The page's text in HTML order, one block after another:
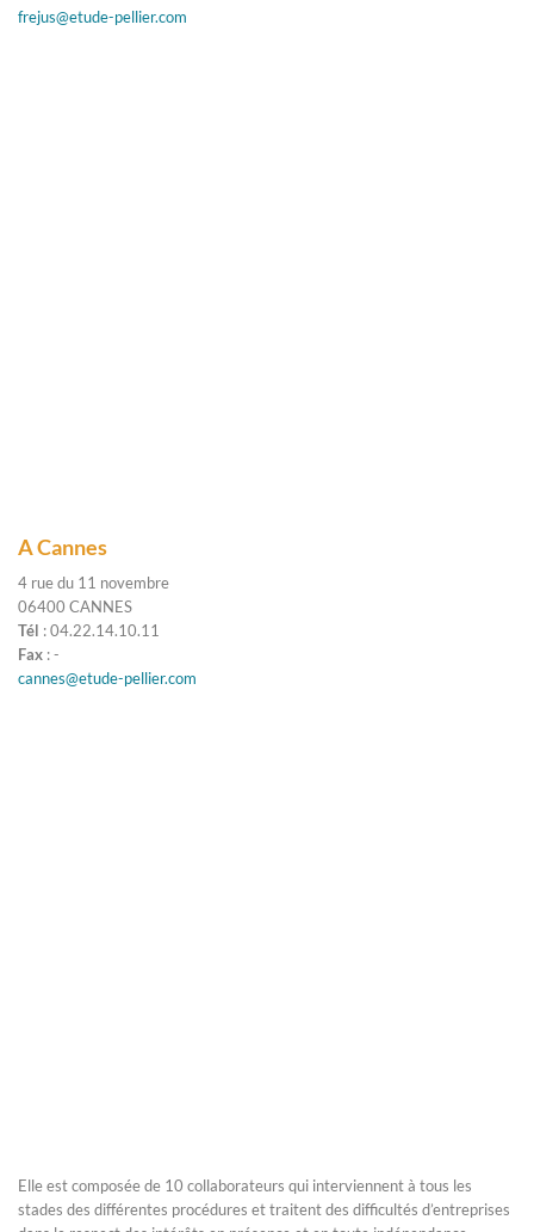
frejus@etude-pellier.com
A Cannes
4 rue du 11 novembre
06400 CANNES
Tél : 04.22.14.10.11
Fax : -
cannes@etude-pellier.com
Elle est composée de 10 collaborateurs qui interviennent à tous les
stades des différentes procédures et traitent des difficultés d’entreprises